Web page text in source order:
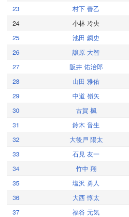
23
村下 善乙
24
小林 玲央
25
池田 鋼史
26
譲原 大智
27
阪井 佑治郎
28
山田 雅佑
29
中道 嶺矢
30
古賀 楓
31
鈴木 音生
32
大後戸 陽太
33
石見 友一
34
竹中 翔
35
塩沢 勇人
36
大西 惇太
37
福谷 元気